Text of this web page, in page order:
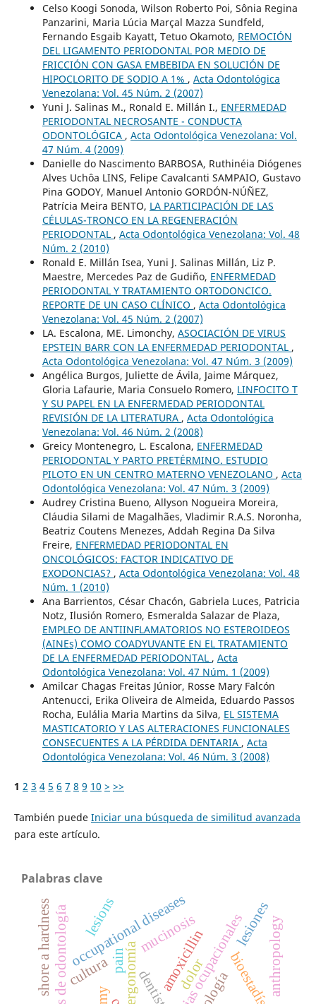
Celso Koogi Sonoda, Wilson Roberto Poi, Sônia Regina
Panzarini, Maria Lúcia Marçal Mazza Sundfeld,
Fernando Esgaib Kayatt, Tetuo Okamoto, REMOCIÓN
DEL LIGAMENTO PERIODONTAL POR MEDIO DE
FRICCIÓN CON GASA EMBEBIDA EN SOLUCIÓN DE
HIPOCLORITO DE SODIO A 1% , Acta Odontológica
Venezolana: Vol. 45 Núm. 2 (2007)
Yuni J. Salinas M., Ronald E. Millán I., ENFERMEDAD
PERIODONTAL NECROSANTE - CONDUCTA
ODONTOLÓGICA , Acta Odontológica Venezolana: Vol.
47 Núm. 4 (2009)
Danielle do Nascimento BARBOSA, Ruthinéia Diógenes
Alves Uchôa LINS, Felipe Cavalcanti SAMPAIO, Gustavo
Pina GODOY, Manuel Antonio GORDÓN-NÚÑEZ,
Patrícia Meira BENTO, LA PARTICIPACIÓN DE LAS
CÉLULAS-TRONCO EN LA REGENERACIÓN
PERIODONTAL , Acta Odontológica Venezolana: Vol. 48
Núm. 2 (2010)
Ronald E. Millán Isea, Yuni J. Salinas Millán, Liz P.
Maestre, Mercedes Paz de Gudiño, ENFERMEDAD
PERIODONTAL Y TRATAMIENTO ORTODONCICO.
REPORTE DE UN CASO CLÍNICO , Acta Odontológica
Venezolana: Vol. 45 Núm. 2 (2007)
LA. Escalona, ME. Limonchy, ASOCIACIÓN DE VIRUS
EPSTEIN BARR CON LA ENFERMEDAD PERIODONTAL ,
Acta Odontológica Venezolana: Vol. 47 Núm. 3 (2009)
Angélica Burgos, Juliette de Ávila, Jaime Márquez,
Gloria Lafaurie, Maria Consuelo Romero, LINFOCITO T
Y SU PAPEL EN LA ENFERMEDAD PERIODONTAL
REVISIÓN DE LA LITERATURA , Acta Odontológica
Venezolana: Vol. 46 Núm. 2 (2008)
Greicy Montenegro, L. Escalona, ENFERMEDAD
PERIODONTAL Y PARTO PRETÉRMINO. ESTUDIO
PILOTO EN UN CENTRO MATERNO VENEZOLANO , Acta
Odontológica Venezolana: Vol. 47 Núm. 3 (2009)
Audrey Cristina Bueno, Allyson Nogueira Moreira,
Cláudia Silami de Magalhães, Vladimir R.A.S. Noronha,
Beatriz Coutens Menezes, Addah Regina Da Silva
Freire, ENFERMEDAD PERIODONTAL EN
ONCOLÓGICOS: FACTOR INDICATIVO DE
EXODONCIAS? , Acta Odontológica Venezolana: Vol. 48
Núm. 1 (2010)
Ana Barrientos, César Chacón, Gabriela Luces, Patricia
Notz, Ilusión Romero, Esmeralda Salazar de Plaza,
EMPLEO DE ANTIINFLAMATORIOS NO ESTEROIDEOS
(AINEs) COMO COADYUVANTE EN EL TRATAMIENTO
DE LA ENFERMEDAD PERIODONTAL , Acta
Odontológica Venezolana: Vol. 47 Núm. 1 (2009)
Amilcar Chagas Freitas Júnior, Rosse Mary Falcón
Antenucci, Erika Oliveira de Almeida, Eduardo Passos
Rocha, Eulália Maria Martins da Silva, EL SISTEMA
MASTICATORIO Y LAS ALTERACIONES FUNCIONALES
CONSECUENTES A LA PÉRDIDA DENTARIA , Acta
Odontológica Venezolana: Vol. 46 Núm. 3 (2008)
1 2 3 4 5 6 7 8 9 10 > >>
También puede Iniciar una búsqueda de similitud avanzada
para este artículo.
Palabras clave
ergonomía dolencias ocupacionales
dolor
occupational diseases
pain amoxicillin
mucinosis
shore a hardness lesiones
lesions
cultura anthropology